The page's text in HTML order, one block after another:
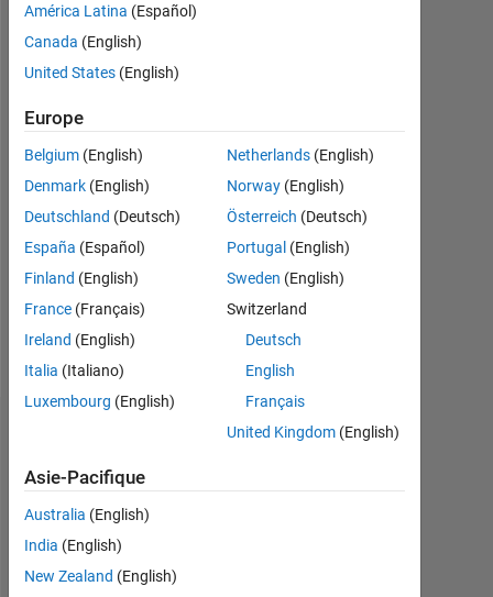
ans il
y a
|
depuis
Followers:
Following:
0
Follow
Statistiques
MATLAB Answers
-2
-1 3
4
América Latina (Español)
Canada (English)
United States (English)
Europe
Belgium (English)
Denmark (English)
Deutschland (Deutsch)
España (Español)
Finland (English)
France (Français)
Ireland (English)
Italia (Italiano)
Luxembourg (English)
Netherlands(English)
Norway(English)
Österreich (Deutsch)
Portugal (English)
Sweden (English)
Switzerland
Deutsch
English
Français
United Kingdom(English)
Asie-Pacifique
Australia (English)
India (English)
New Zealand (English)